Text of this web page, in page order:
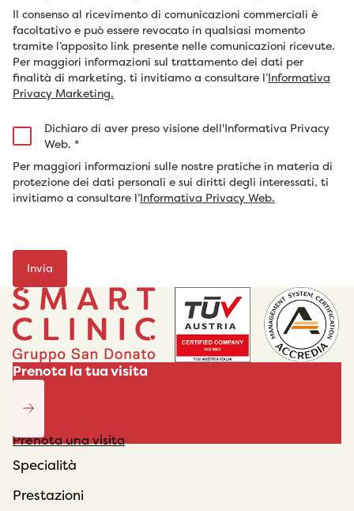
Il consenso al ricevimento di comunicazioni commerciali è
facoltativo e può essere revocato in qualsiasi momento
tramite l’apposito link presente nelle comunicazioni ricevute.
Per maggiori informazioni sul trattamento dei dati per
finalità di marketing, ti invitiamo a consultare l’Informativa
Privacy Marketing.
Dichiaro di aver preso visione dell'Informativa Privacy
Web. *
Per maggiori informazioni sulle nostre pratiche in materia di
protezione dei dati personali e sui diritti degli interessati, ti
invitiamo a consultare l’Informativa Privacy Web.
Prenota la tua visita
Prenota una visita
Specialità
Prestazioni